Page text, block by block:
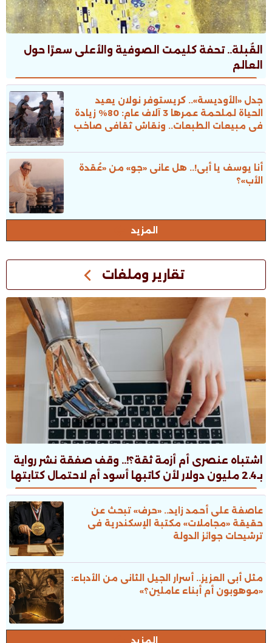
القُبلة.. تحفة كليمت الصوفية والأعلى سعرًا حول
العالم
جدل «الأوديسة».. كريستوفر نولان يعيد
الحياة لملحمة عمرها 3 آلاف عام: 80% زيادة
فى مبيعات الطبعات.. ونقاش ثقافى صاخب
أنا يوسف يا أبى!.. هل عانى «جو» من «عُقدة
الأب»؟
المزيد
تقارير وملفات
اشتباه عنصرى أم أزمة ثقة؟!.. وقف صفقة نشر رواية
بـ2.4 مليون دولار لأن كاتبها أسود أم لاحتمال كتابتها
بالـAI؟!
عاصفة على أحمد زايد.. «حرف» تبحث عن
حقيقة «مجاملات» مكتبة الإسكندرية فى
ترشيحات جوائز الدولة
مثل أبى العزيز.. أسرار الجيل الثانى من الأدباء:
«موهوبون أم أبناء عاملين؟»
المزيد